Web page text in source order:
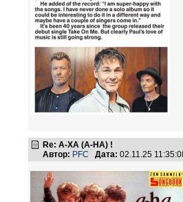
Re: А-ХА (A-HA) !
Автор: PFC Дата: 02.11.25